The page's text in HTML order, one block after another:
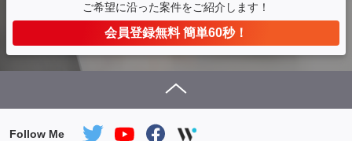
ご希望に沿った案件をご紹介します！
会員登録無料 簡単60秒！
Follow Me